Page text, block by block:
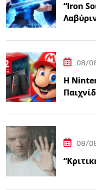
“Iron
08/
Η
08/